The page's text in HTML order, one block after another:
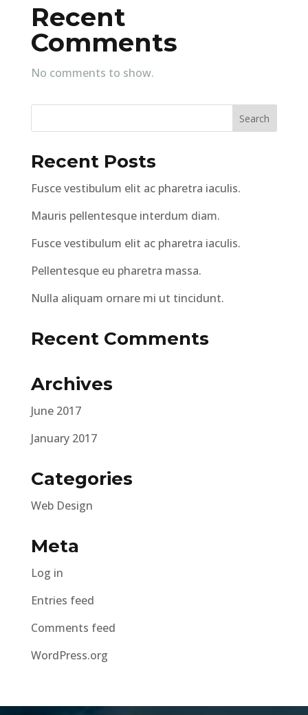
Recent
Comments
No comments to show.
Recent Posts
Fusce vestibulum elit ac pharetra iaculis.
Mauris pellentesque interdum diam.
Fusce vestibulum elit ac pharetra iaculis.
Pellentesque eu pharetra massa.
Nulla aliquam ornare mi ut tincidunt.
Recent Comments
Archives
June 2017
January 2017
Categories
Web Design
Meta
Log in
Entries feed
Comments feed
WordPress.org